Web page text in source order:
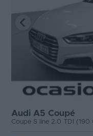
Audi A5 Coupé